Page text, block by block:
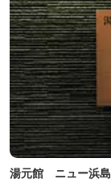
湯元館 ニュー浜島